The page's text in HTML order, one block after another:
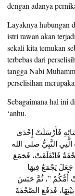
dengan adanya
Layaknya hubungan
istri rawan akan
sekali kita temukan
terbebas dari
tangga Nabi
perselisihan
Sebagaimana hal ini
‘anhu.
فَأَرْسَلَتْ إِحْدَى
النَّبِيُّ صلى الله
فَانْفَلَقَتْ، فَجَمَعَ
يَجْمَعُ فِيهَا
أُمُّكُمْ ‏”‏، ثُمَّ حَبَسَ
فَدَفَعَ الصَّحْفَةَ